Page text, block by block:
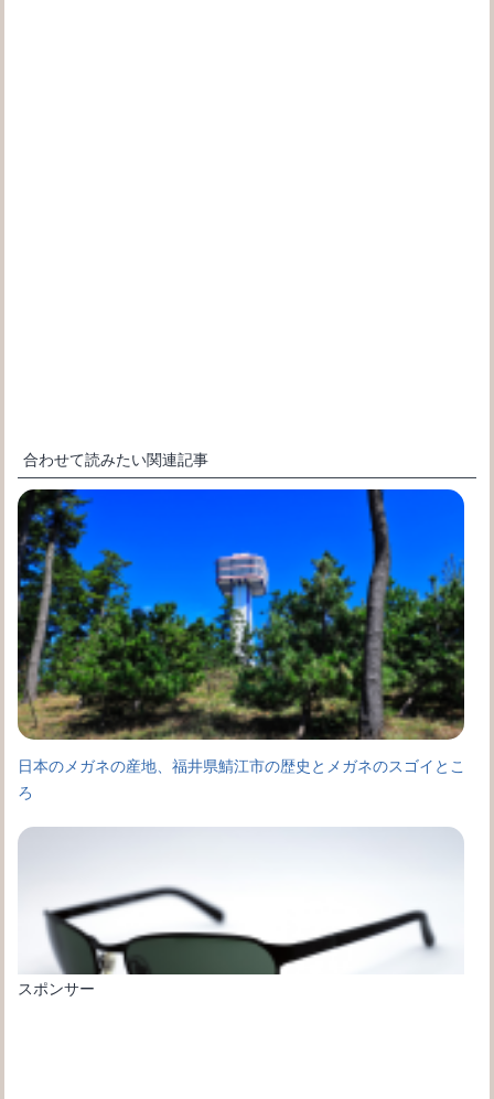
合わせて読みたい関連記事
日本のメガネの産地、福井県鯖江市の歴史とメガネのスゴイとこ
ろ
スポンサー